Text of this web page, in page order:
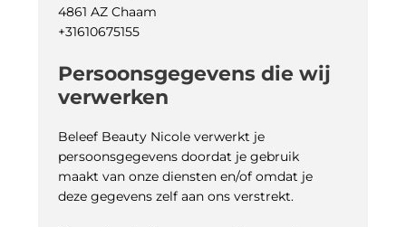
4861 AZ Chaam
+31610675155
Persoonsgegevens die wij
verwerken
Beleef Beauty Nicole verwerkt je
persoonsgegevens doordat je gebruik
maakt van onze diensten en/of omdat je
deze gegevens zelf aan ons verstrekt.